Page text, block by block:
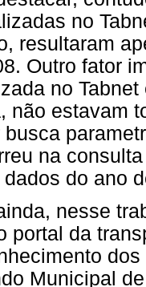
no
resultaram
Outro fator
no
não estavam
na
do ano
nesse
portal da
Municipal